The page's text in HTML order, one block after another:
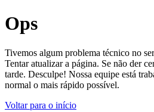
Ops
Tivemos algum problema técnico no
Tentar atualizar a página. Se não der
tarde. Desculpe! Nossa equipe está
normal o mais rápido possível.
Voltar para o início